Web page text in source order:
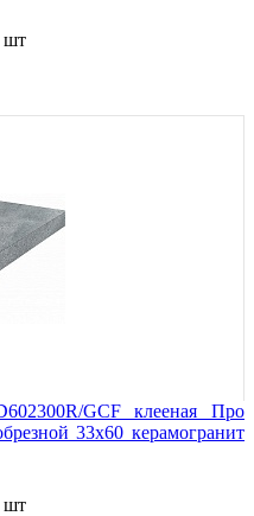
шт
GCF клееная Про
33x60 керамогранит
шт